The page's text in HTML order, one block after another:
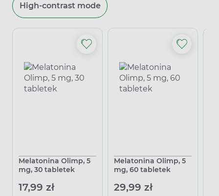
High-contrast mode
Melatonina Olimp, 5
mg, 30 tabletek
17,99 zł
Melatonina Olimp, 5
mg, 60 tabletek
29,99 zł